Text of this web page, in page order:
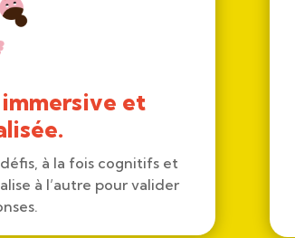
et
à la fois cognitifs et
à l’autre pour valider